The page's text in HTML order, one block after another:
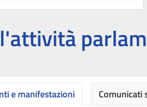
e manifestazioni Comunicati